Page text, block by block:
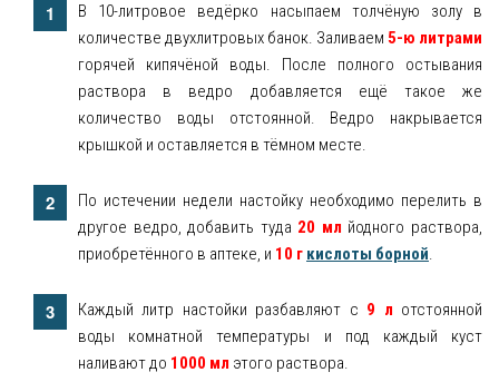
В 10-литровое ведёрко насыпаем толчёную золу в
количестве двухлитровых банок. Заливаем 5-ю литрами
горячей кипячёной воды. После полного остывания
раствора в ведро добавляется ещё такое же
количество воды отстоянной. Ведро накрывается
крышкой и оставляется в тёмном месте.
По истечении недели настойку необходимо перелить в
другое ведро, добавить туда 20 мл йодного раствора,
приобретённого в аптеке, и 10 г кислоты борной.
Каждый литр настойки разбавляют с 9 л отстоянной
воды комнатной температуры и под каждый куст
наливают до 1000 мл этого раствора.